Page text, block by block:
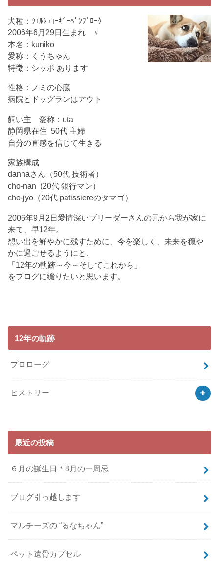
犬種：ｳｴﾙｼｭｺｰｷﾞｰﾍﾟﾝﾌﾞﾛｰｸ
2006年6月29日生まれ ♀
本名：kuniko
愛称：くうちゃん
特徴：シッポ あります
性格：ノミの心臓
病院とドッグランはアウト
飼い主 愛称：uta
静岡県在住 50代 主婦
自分の直感を信じて生きる
家族構成
dannaさん（50代 技術者）
cho-nan (20代 銀行マン）
cho-jyo（20代 patissiereのタマゴ）
2006年9月2日愛情深いブリーダーさんの元から我が家に
来て、早12年。
想い出を鮮やかに残すために、今を楽しく、未来を穏や
かに過ごせるようにと、
「12年の軌跡～今～そしてこれから」
をブログに綴りたいと思います。
12年の軌跡
プロローグ
ヒストリー
最近の投稿
６月の誕生日＊8月の一周忌
ブログ引っ越します
マルチーズの “るなちゃん”
ペット遺骨カプセル